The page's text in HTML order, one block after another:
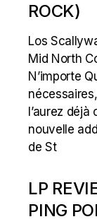
ROCK)
Los
Mid North
N’importe
l’aurez
nouvelle
de St
LP
PING